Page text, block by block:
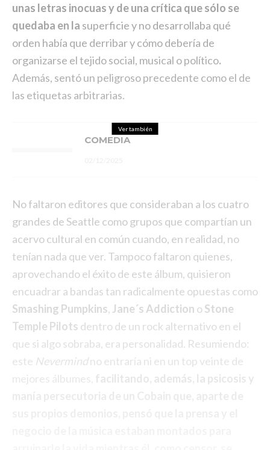
unas letras inocuas y de una crítica que sólo se
quedaba en la superficie y no desarrollaba qué
orden había que derribar y cómo debería de
organizarse el tejido social, musical o político.
Además, sentó un peligroso precedente como el de
las etiquetas arbitrarias.
Ver también
COMEDIA
No faltaron editores que consideraban a los cuatro
grandes de Seattle como grupos que compartían un
acervo cultural en común cuando, en realidad, no
tenían nada que ver. Tampoco faltaron quienes,
aprovechando el éxito de este álbum, quisieron
encuadrar a bandas tan radicalmente opuestas como
Smashing Pumpkins, Jane´s Addiction o Stone
Temple Pilots dentro de un rock alternativo en el
que si algo sobraba, era personalidad. Resumiendo:
este Nevermindno entraría ni en un top veinte de
mejores álbumes, facilitando, además, la psicosis y